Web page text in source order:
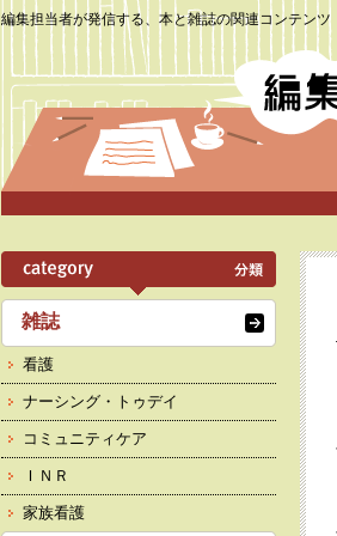
編集担当者が発信する、本と雑誌の関連コンテンツ
雑誌
看護
ナーシング・トゥデイ
コミュニティケア
ＩＮＲ
家族看護